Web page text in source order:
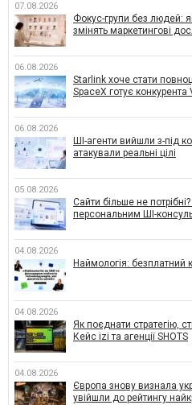
07.08.2026
Фокус-групи без людей:
змінять маркетингові
06.08.2026
Starlink хоче стати
SpaceX готує конкурента
06.08.2026
ШІ-агенти вийшли з-під
атакували реальні цілі
05.08.2026
Сайти більше не
персональним ШІ-
04.08.2026
Наймологія: безплатний
04.08.2026
Як поєднати стратегію,
Кейс izi та агенції SHOTS
04.08.2026
Європа знову визнала
увійшли до рейтингу